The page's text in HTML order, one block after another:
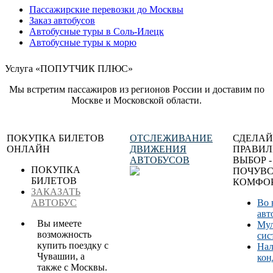
Пассажирские перевозки до Москвы
Заказ автобусов
Автобусные туры в Соль-Илецк
Автобусные туры к морю
Услуга «ПОПУТЧИК ПЛЮС»
Мы встретим пассажиров из регионов России и доставим по
Москве и Московской области.
ПОКУПКА БИЛЕТОВ
ОНЛАЙН
ПОКУПКА
БИЛЕТОВ
ЗАКАЗАТЬ
АВТОБУС
Вы имеете
возможность
купить поездку с
Чувашии, а
также с Москвы.
ОТСЛЕЖИВАНИЕ
ДВИЖЕНИЯ
АВТОБУСОВ
ВЫБОР -
Во